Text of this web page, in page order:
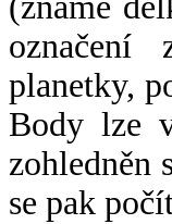
označení
planetky,
Body lze
zohledněn
se pak